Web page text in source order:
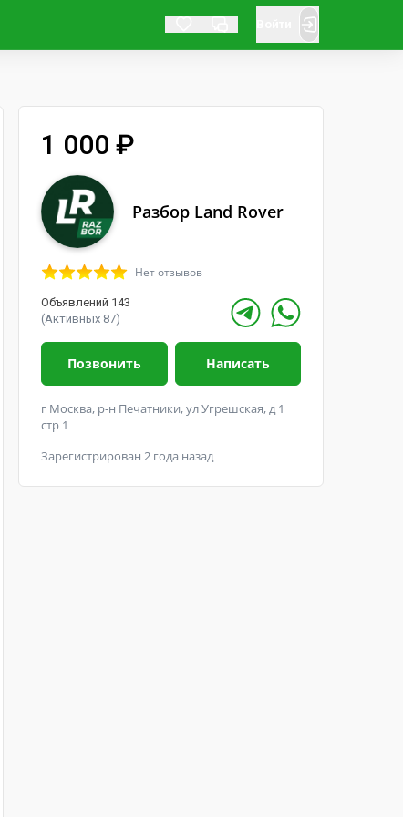
1 000 ₽
Разбор Land Rover
Нет отзывов
Объявлений 143
(Активных 87)
Позвонить Написать
г Москва, р-н Печатники, ул Угрешская, д 1
стр 1
Зарегистрирован 2 года назад